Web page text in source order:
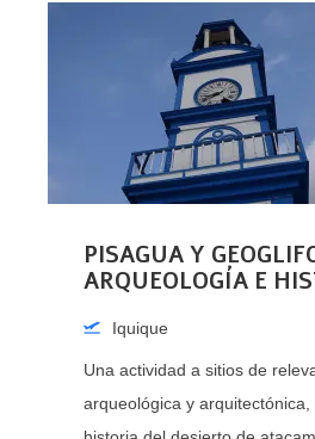
SALITRERAS Y
ATACAMA
Iquique
Edad min : Todo Publico